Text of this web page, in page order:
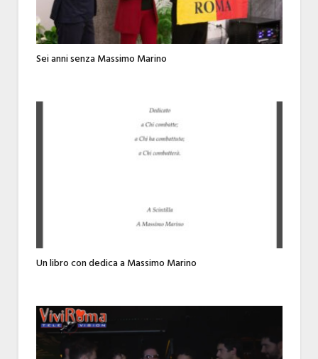
Sei anni senza Massimo Marino
Un libro con dedica a Massimo Marino